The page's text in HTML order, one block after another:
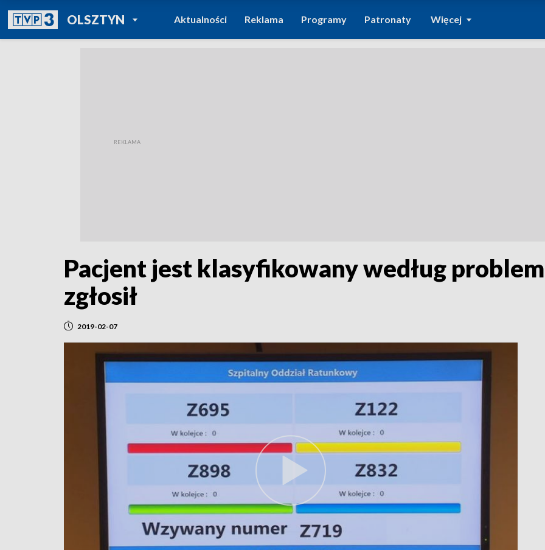
OLSZTYNPOWRÓT DO
TVP REGIONY
Aktualności Reklama Programy Patronaty Więcej
Pacjent jest klasyfikowany według
zgłosił
2019-02-07